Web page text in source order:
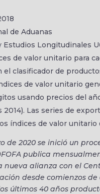
de Aduanas
Longitudinales
de valor unitario para
el clasificador de
de valor unitario
usando precios del
Las series de
índices de valor
de 2020 se inició un
publica
alianza con el
desde comienzos
últimos 40 años